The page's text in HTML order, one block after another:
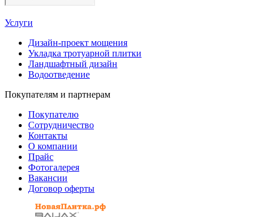
Услуги
Дизайн-проект мощения
Укладка тротуарной плитки
Ландшафтный дизайн
Водоотведение
Покупателям и партнерам
Покупателю
Сотрудничество
Контакты
О компании
Прайс
Фотогалерея
Вакансии
Договор оферты